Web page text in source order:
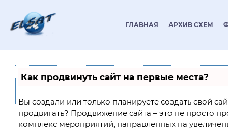
ГЛАВНАЯ АРХИВ СХЕМ
Как продвинуть сайт на первые места?
Вы создали или только планируете создать свой
продвигать? Продвижение сайта – это не просто
комплекс мероприятий, направленных на